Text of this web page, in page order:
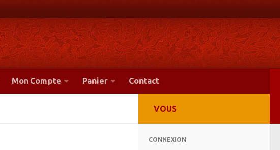
Mon Compte Panier Contact
VOUS
CONNEXION